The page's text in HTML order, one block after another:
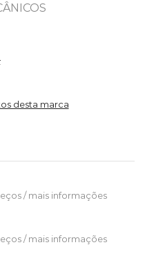
desta marca
/ mais informações
/ mais informações